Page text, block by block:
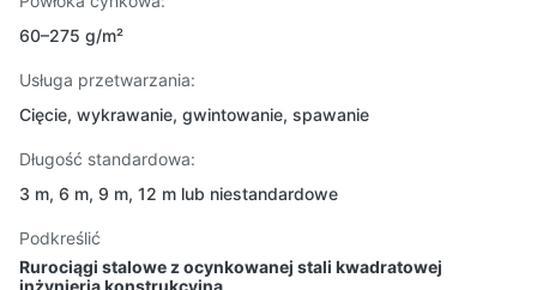
60–275 g/m²
Usługa przetwarzania:
Cięcie, wykrawanie, gwintowanie, spawanie
Długość standardowa:
3 m, 6 m, 9 m, 12 m lub niestandardowe
Podkreślić
Rurociągi stalowe z ocynkowanej stali kwadratowej
inżynieria konstrukcyjna